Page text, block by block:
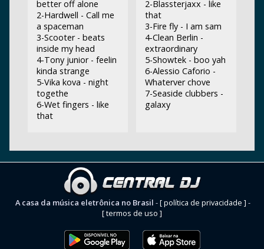
better off alone
2-Hardwell - Call me
a spaceman
3-Scooter - beats
inside my head
4-Tony junior - feelin
kinda strange
5-Vika kova - night
togethe
6-Wet fingers - like
that
2-Blassterjaxx - like
that
3-Fire fly - I am sam
4-Clean Berlin -
extraordinary
5-Showtek - boo yah
6-Alessio Caforio -
Whaterver chove
7-Seaside clubbers -
galaxy
A casa da música eletrônica no Brasil -[ política de privacidade ] -
[ termos de uso ]